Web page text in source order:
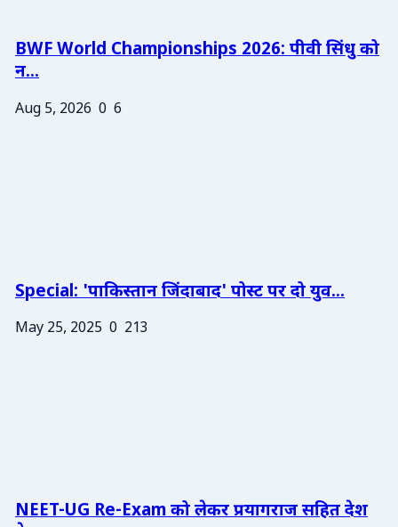
BWF World Championships 2026: पीवी सिंधु को
न...
Aug 5, 2026 0 6
Special: 'पाकिस्तान जिंदाबाद' पोस्ट पर दो युव...
May 25, 2025 0 213
NEET-UG Re-Exam को लेकर प्रयागराज सहित देश